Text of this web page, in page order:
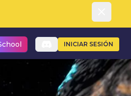
INICIAR SESIÓN